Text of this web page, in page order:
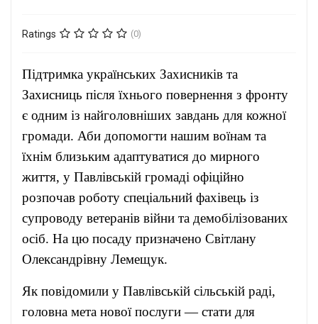
Ratings (0)
Підтримка українських Захисників та
Захисниць після їхнього повернення з фронту
є одним із найголовніших завдань для кожної
громади. Аби допомогти нашим воїнам та
їхнім близьким адаптуватися до мирного
життя, у Павлівській громаді офіційно
розпочав роботу спеціальний фахівець із
супроводу ветеранів війни та демобілізованих
осіб. На цю посаду призначено Світлану
Олександрівну Лемещук.
Як повідомили у Павлівській сільській раді,
головна мета нової послуги — стати для